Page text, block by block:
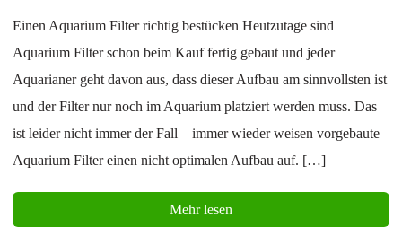
Einen Aquarium Filter richtig bestücken Heutzutage sind
Aquarium Filter schon beim Kauf fertig gebaut und jeder
Aquarianer geht davon aus, dass dieser Aufbau am sinnvollsten ist
und der Filter nur noch im Aquarium platziert werden muss. Das
ist leider nicht immer der Fall – immer wieder weisen vorgebaute
Aquarium Filter einen nicht optimalen Aufbau auf. […]
Mehr lesen